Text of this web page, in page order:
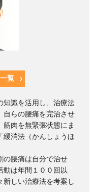
覧
知識を活用し、治療法
自らの腰痛を完治させ
筋肉を無緊張状態にま
緩消法（かんしょうほ
の腰痛は自分で治せ
動は年間１００回以
新しい治療法を考案し